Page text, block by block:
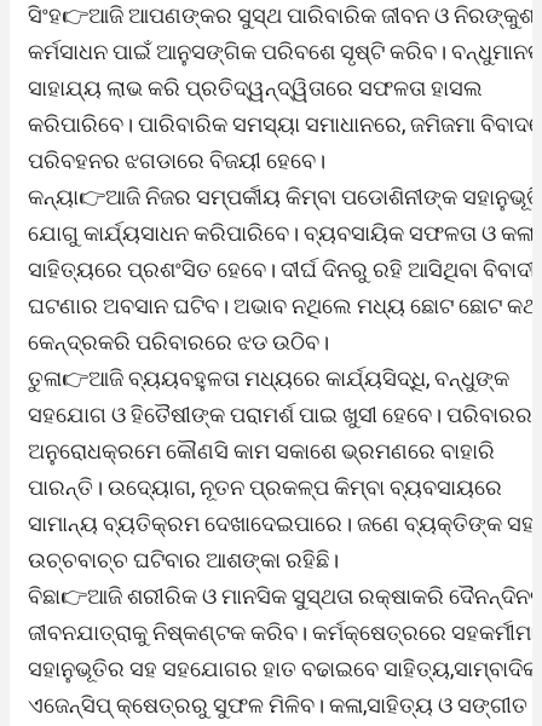
ସିଂହ👉ଆଜି ଆପଣଙ୍କର ସୁସ୍ଥ ପାରିବାରିକ ଜୀବନ ଓ ନିରଙ୍କୁଶ
କର୍ମସାଧନ ପାଇଁ ଆନୁସଙ୍ଗିକ ପରିବଶେ ସୃଷ୍ଟି କରିବ।
ସାହାଯ୍ୟ ଲାଭ କରି ପ୍ରତିଦ୍ୱନ୍ଦ୍ୱିତାରେ ସଫଳତା ହାସଲ
କରିପାରିବେ। ପାରିବାରିକ ସମସ୍ୟା ସମାଧାନରେ, ଜମିଜମା
ପରିବହନର ଝଗଡାରେ ବିଜୟୀ ହେବେ।
କନ୍ୟା👉ଆଜି ନିଜର ସମ୍ପର୍କୀୟ କିମ୍ବା ପଡୋଶିନୀଙ୍କ ସହାନୁଭୂତି
ଯୋଗୁ କାର୍ଯ୍ୟସାଧନ କରିପାରିବେ। ବ୍ୟବସାୟିକ ସଫଳତା ଓ କଳା,
ସାହିତ୍ୟରେ ପ୍ରଶଂସିତ ହେବେ। ଦୀର୍ଘ ଦିନରୁ ରହି ଆସିଥିବା
ଘଟଣାର ଅବସାନ ଘଟିବ। ଅଭାବ ନଥିଲେ ମଧ୍ୟ ଛୋଟ ଛୋଟ
କେନ୍ଦ୍ରକରି ପରିବାରରେ ଝଡ ଉଠିବ।
ତୁଳା👉ଆଜି ବ୍ୟୟବହୁଳତା ମଧ୍ୟରେ କାର୍ଯ୍ୟସିଦ୍ଧି, ବନ୍ଧୁଙ୍କ
ସହଯୋଗ ଓ ହିତୈଷୀଙ୍କ ପରାମର୍ଶ ପାଇ ଖୁସୀ ହେବେ। ପରିବାରର
ଅନୁରୋଧକ୍ରମେ କୌଣସି କାମ ସକାଶେ ଭ୍ରମଣରେ ବାହାରି
ପାରନ୍ତି। ଉଦ୍ୟୋଗ, ନୂତନ ପ୍ରକଳ୍ପ କିମ୍ବା ବ୍ୟବସାୟରେ
ସାମାନ୍ୟ ବ୍ୟତିକ୍ରମ ଦେଖାଦେଇପାରେ। ଜଣେ ବ୍ୟକ୍ତିଙ୍କ ସହ
ଉଚ୍ଚବାଚ୍ଚ ଘଟିବାର ଆଶଙ୍କା ରହିଛି।
ବିଛା👉ଆଜି ଶରୀରିକ ଓ ମାନସିକ ସୁସ୍ଥତା ରକ୍ଷାକରି
ଜୀବନଯାତ୍ରାକୁ ନିଷ୍କଣ୍ଟକ କରିବ। କର୍ମକ୍ଷେତ୍ରରେ
ସହାନୁଭୂତିର ସହ ସହଯୋଗର ହାତ ବଢାଇବେ
ଏଜେନ୍ସିପ୍‌ କ୍ଷେତ୍ରରୁ ସୁଫଳ ମିଳିବ। କଳା,ସାହିତ୍ୟ ଓ ସଙ୍ଗୀତ